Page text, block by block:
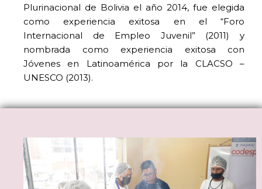
Plurinacional de Bolivia el año 2014, fue elegida
como experiencia exitosa en el “Foro
Internacional de Empleo Juvenil” (2011) y
nombrada como experiencia exitosa con
Jóvenes en Latinoamérica por la CLACSO –
UNESCO (2013).